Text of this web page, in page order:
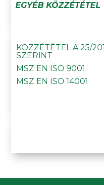
EGYÉB KÖZZÉTÉTEL
KÖZZÉTÉTEL A 25/
SZERINT
MSZ EN ISO 9001
MSZ EN ISO 14001